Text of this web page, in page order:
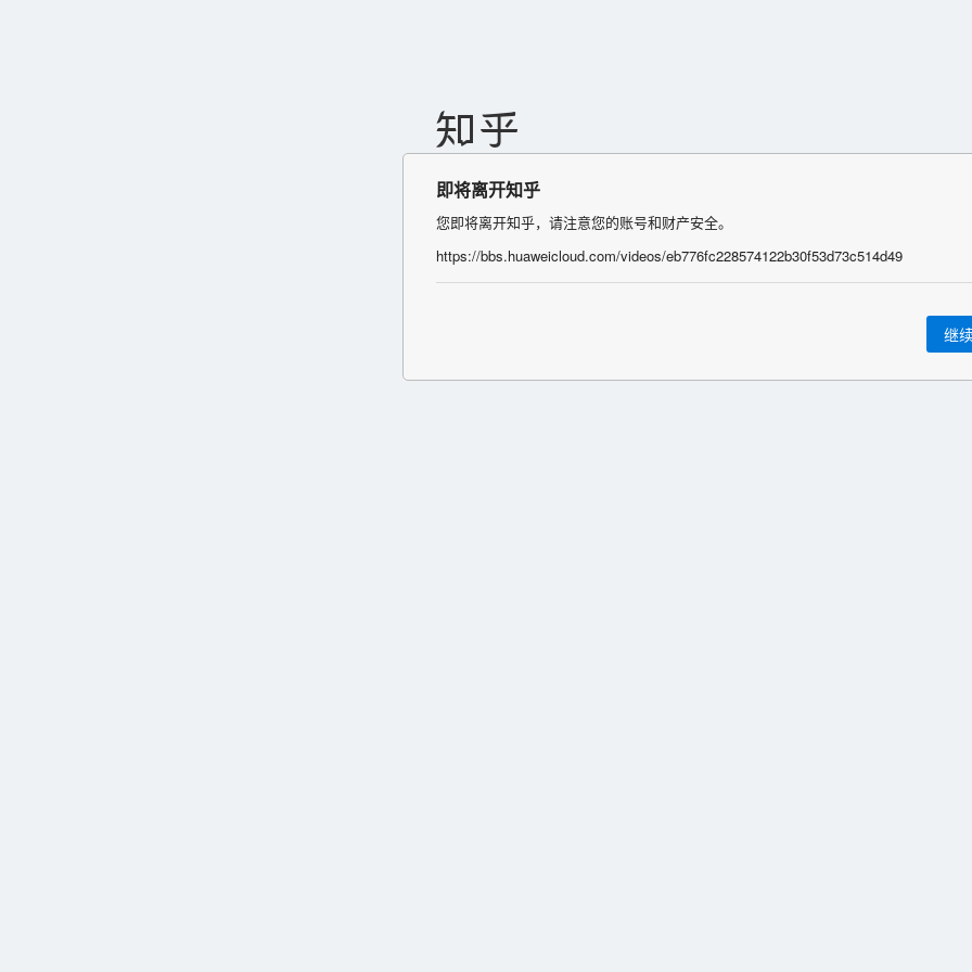
即将离开知乎
您即将离开知乎，请注意您的账号和财产安全。
https://bbs.huaweicloud.com/videos/eb776fc228574122b30f53d73c514d49
继